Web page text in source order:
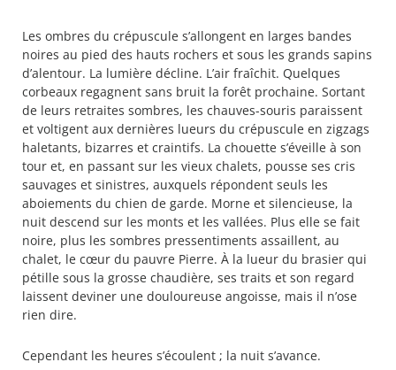
Les ombres du crépuscule s’allongent en larges bandes
noires au pied des hauts rochers et sous les grands sapins
d’alentour. La lumière décline. L’air fraîchit. Quelques
corbeaux regagnent sans bruit la forêt prochaine. Sortant
de leurs retraites sombres, les chauves-souris paraissent
et voltigent aux dernières lueurs du crépuscule en zigzags
haletants, bizarres et craintifs. La chouette s’éveille à son
tour et, en passant sur les vieux chalets, pousse ses cris
sauvages et sinistres, auxquels répondent seuls les
aboiements du chien de garde. Morne et silencieuse, la
nuit descend sur les monts et les vallées. Plus elle se fait
noire, plus les sombres pressentiments assaillent, au
chalet, le cœur du pauvre Pierre. À la lueur du brasier qui
pétille sous la grosse chaudière, ses traits et son regard
laissent deviner une douloureuse angoisse, mais il n’ose
rien dire.
Cependant les heures s’écoulent ; la nuit s’avance.